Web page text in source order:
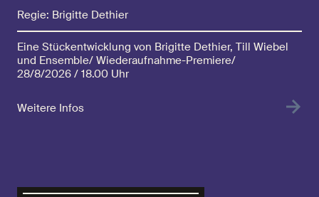
Regie: Brigitte Dethier
Eine Stückentwicklung von Brigitte Dethier, Till Wiebel
und Ensemble/ Wiederaufnahme-Premiere/
28/8/2026 / 18.00 Uhr
Weitere Infos